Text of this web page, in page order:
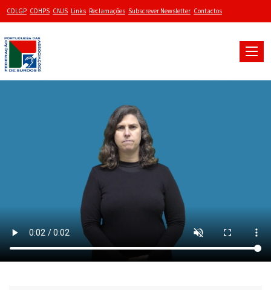
CDLGP CDHPS CNJS Links Reclamações Subscrever Newsletter Contactos
Toggle